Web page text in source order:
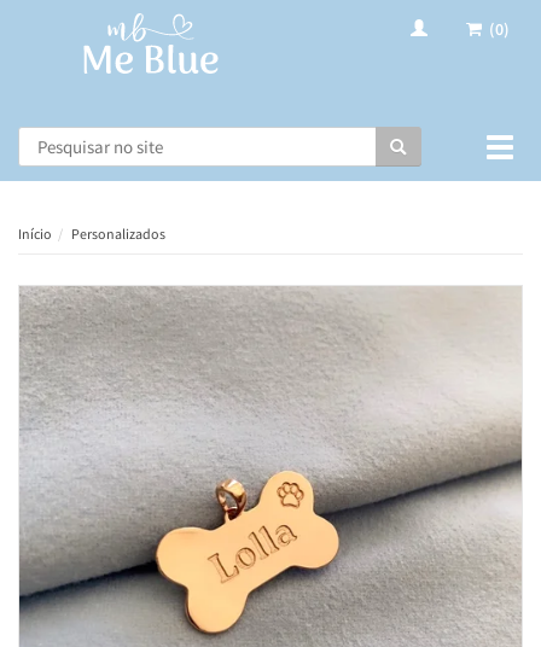
(0)
Busca
Início Personalizados